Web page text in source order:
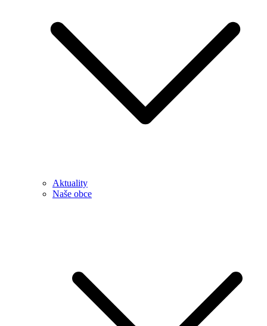
Aktuality
Naše obce